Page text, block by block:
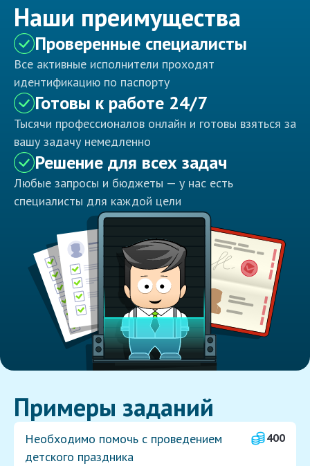
Наши преимущества
Проверенные специалисты
Все активные исполнители проходят
идентификацию по паспорту
Готовы к работе 24/7
Тысячи профессионалов онлайн и готовы взяться за
вашу задачу немедленно
Решение для всех задач
Любые запросы и бюджеты — у нас есть
специалисты для каждой цели
Примеры заданий
Необходимо помочь с проведением
детского праздника
400